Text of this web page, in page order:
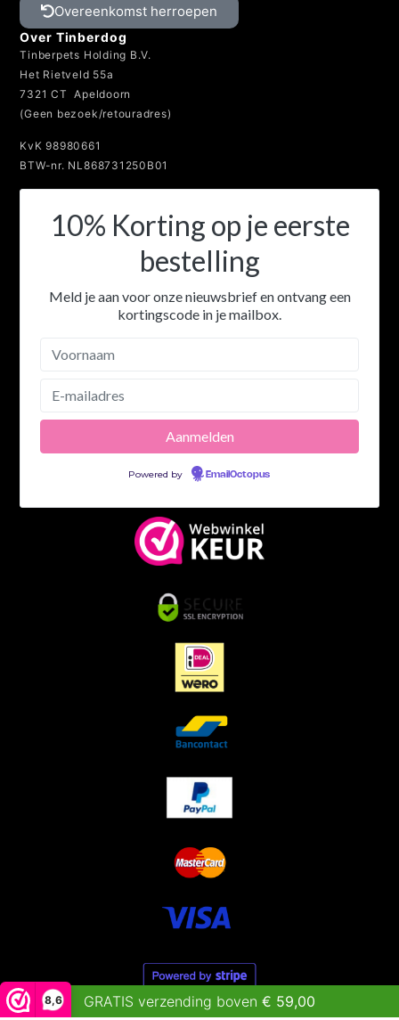
8,6
Overeenkomst herroepen
Over Tinberdog
Tinberpets Holding B.V.
Het Rietveld 55a
7321 CT Apeldoorn
(Geen bezoek/retouradres)
KvK 98980661
BTW-nr. NL868731250B01
10% Korting op je eerste
bestelling
Meld je aan voor onze nieuwsbrief en ontvang een
kortingscode in je mailbox.
Powered by EmailOctopus
GRATIS verzending boven € 59,00